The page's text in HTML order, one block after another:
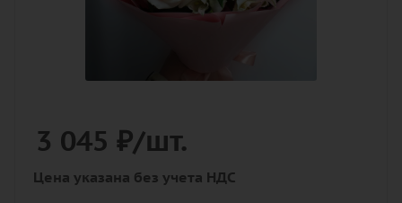
3 045 ₽/шт.
Цена указана без учета НДС